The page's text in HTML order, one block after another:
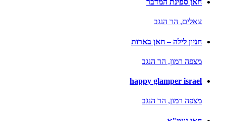
חאן ספינת המדבר
צאלים, הר הנגב
חניון לילה – חאן בארות
מצפה רמון, הר הנגב
happy glamper israel
מצפה רמון, הר הנגב